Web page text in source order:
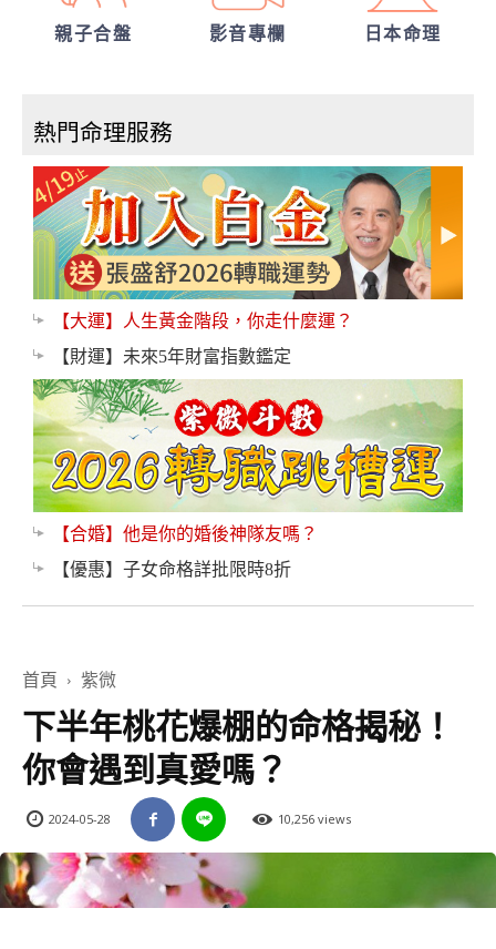
親子合盤 影音專欄 日本命理
熱門命理服務
【大運】人生黃金階段，你走什麼運？
【財運】未來5年財富指數鑑定
【合婚】他是你的婚後神隊友嗎？
【優惠】子女命格詳批限時8折